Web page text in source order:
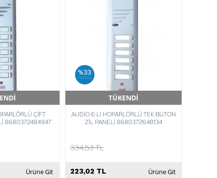
ÇİFT
8680372484947
Ürüne Git
TÜKENDİ
Hızlı Teslimat
AUDİO 6 LI HOPARLÖRLÜ TEK BUTON
ZİL PANELİ 8680372648134
334,53 TL
%33
iskonto
223,02 TL Ürüne Git